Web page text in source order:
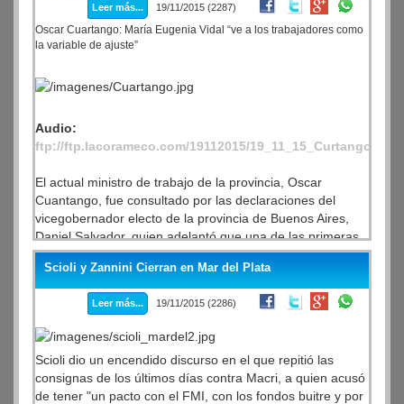
Leer más... 19/11/2015 (2287)
Oscar Cuartango: María Eugenia Vidal “ve a los trabajadores como
la variable de ajuste”
Audio:
ftp://ftp.lacorameco.com/19112015/19_11_15_Curtango.mp3
El actual ministro de trabajo de la provincia, Oscar
Cuantango, fue consultado por las declaraciones del
vicegobernador electo de la provincia de Buenos Aires,
Daniel Salvador, quien adelantó que una de las primeras
medidas que adoptará la gestión de María Eugenia Vidal
será la de reducir la administración pública bonaerense
“antes que mañana”.
“Una vez más demuestran que ven a los trabajadores
como la variable de ajuste”, dijo Cuartango y agregó: “La
plantilla de trabajadores no se juzga por el número sino
en relación a la población y la provincia de Buenos Aires
tiene uno de los números mas bajos”.
El funcionario indicó que el incremento de la planta
Scioli y Zannini Cierran en Mar del Plata
Leer más... 19/11/2015 (2286)
Scioli dio un encendido discurso en el que repitió las
consignas de los últimos días contra Macri, a quien acusó
de tener "un pacto con el FMI, con los fondos buitre y por